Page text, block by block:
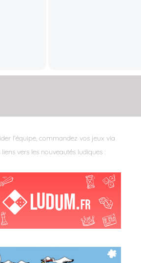
l'équipe, commandez vos jeux via
liens vers les nouveautés ludiques :